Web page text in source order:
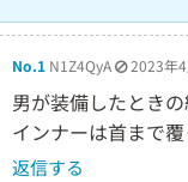
No.1 N1Z4QyA 2023年
男が装備したとき
インナーは首まで
返信する